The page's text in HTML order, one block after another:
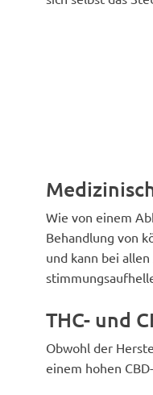
Wie von einem
Behandlung von
und kann bei
THC- und
Obwohl der
einem hohen